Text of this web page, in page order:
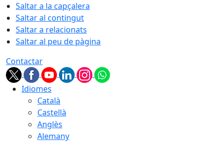
Saltar a la capçalera
Saltar al contingut
Saltar a relacionats
Saltar al peu de pàgina
Contactar
Idiomes
Català
Castellà
Anglès
Alemany